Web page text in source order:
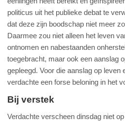
politicus uit het publieke debat te
dat deze zijn boodschap niet meer
Daarmee zou niet alleen het leven
ontnomen en nabestaanden
toegebracht, maar ook een aanslag
gepleegd. Voor die aanslag op leven
verdachte een forse beloning in het
Bij verstek
Verdachte verscheen dinsdag niet